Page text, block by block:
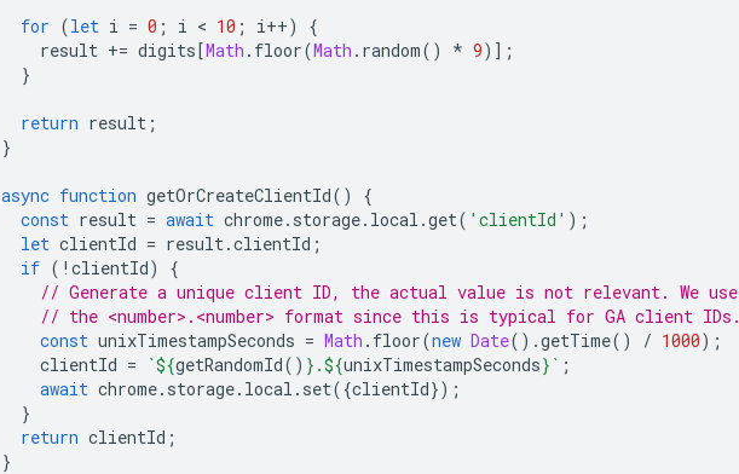
for (let i = 0 ; i < 10 ; i++)
{
result += digits[Math . floor(Math . random() * 9)];
}
return result ;
}
async function getOrCreateClientId()
{
const result = await chrome. storage. local .get( 'clientId' );
let clientId = result.clientId ;
if ( ! clientId)
{
// Generate a unique client ID, the actual value is not relevant. We use
// the <number>.<number> format since this is typical for GA client IDs.
const unixTimestampSeconds = Math . floor(new Date().getTime() / 1000);
clientId = `${getRandomId() } .${unixTimestampSeconds} ` ;
await chrome. storage. local . set({clientId});
}
return clientId ;
}